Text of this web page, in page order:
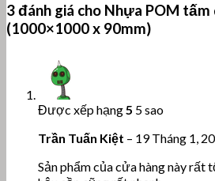
3 đánh giá cho Nhựa POM tấm
(1000×1000 x 90mm)
Được xếp hạng5 5 sao
Trần Tuấn Kiệt – 19 Tháng 1,
Sản phẩm của cửa hàng này rất